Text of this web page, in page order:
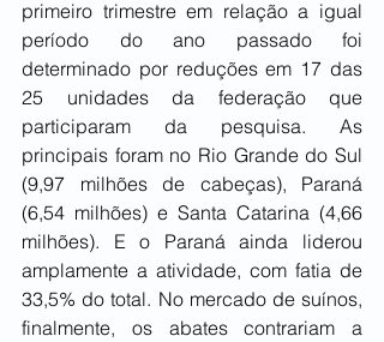
primeiro trimestre em relação a igual
período do ano passado foi
determinado por reduções em 17 das
25 unidades da federação que
participaram da pesquisa. As
principais foram no Rio Grande do Sul
(9,97 milhões de cabeças), Paraná
(6,54 milhões) e Santa Catarina (4,66
milhões). E o Paraná ainda liderou
amplamente a atividade, com fatia de
33,5% do total. No mercado de suínos,
finalmente, os abates contrariam a